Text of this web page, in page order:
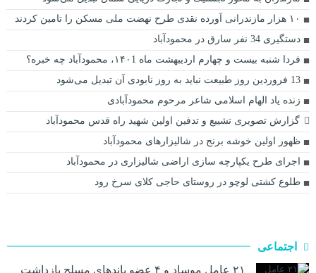
۱۰ هزار مازندرانی آورده نقدی طرح نهضت ملی مسکن را تامین کردند
دستگیری 34 نفر سارق در محمودآباد
فردا شنبه بیست و چهارم اردیبهشت ماه ۱۴۰1، محمودآباد چه خبره؟
13 فروردین روز طبیعت نباید به روز نابودی آن تبدیل می‌شود
زنده یاد الهام اسلامی شاعر مرحوم محمودآبادی
گزارش تصویری تشییع و تدفین اولین شهید راه قدس محمودآباد
ظهور اولین خوشه برنج در شالیزارهای محمودآباد
اجرای طرح یکپارچه سازی اراضی شالیزاری در محمودآباد
طلوع کشتی لوچو در روستای حاجی کلای سرخ رود
اجتماعی
۲۱ عامل موساد و ۴ عضو باند‌های مسلح بازداشت